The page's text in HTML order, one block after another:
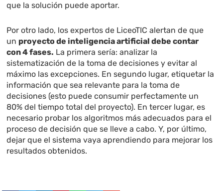
que la solución puede aportar.
Por otro lado, los expertos de LiceoTIC alertan de que
un proyecto de inteligencia artificial debe contar
con 4 fases. La primera sería: analizar la
sistematización de la toma de decisiones y evitar al
máximo las excepciones. En segundo lugar, etiquetar la
información que sea relevante para la toma de
decisiones (esto puede consumir perfectamente un
80% del tiempo total del proyecto). En tercer lugar, es
necesario probar los algoritmos más adecuados para el
proceso de decisión que se lleve a cabo. Y, por último,
dejar que el sistema vaya aprendiendo para mejorar los
resultados obtenidos.